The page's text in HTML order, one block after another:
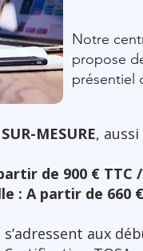
Notre
propose
présentiel
SUR-MESURE,
de 900 € TTC
: A partir de 660
aux